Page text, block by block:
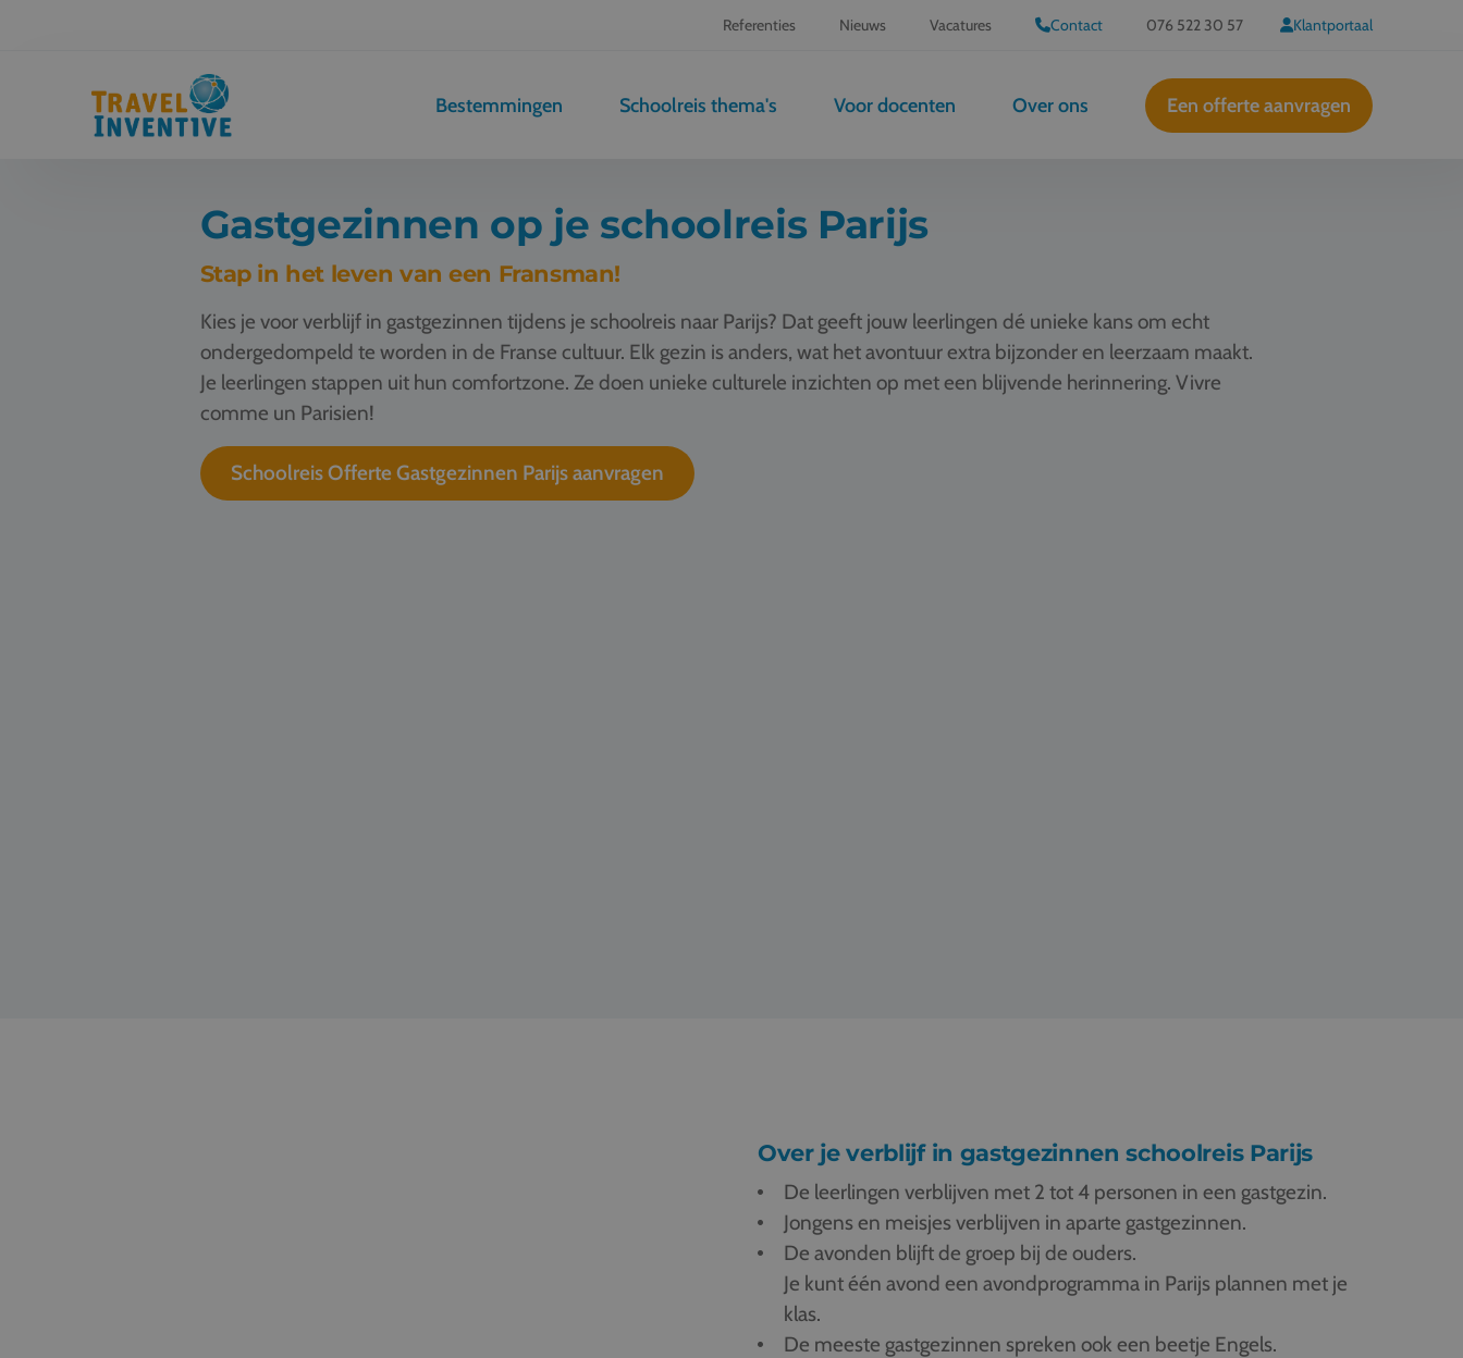
Referenties Nieuws Vacatures Contact 076 522 30 57 Klantportaal
Bestemmingen Schoolreis thema's Voor docenten Over ons Een offerte aanvragen
Gastgezinnen op je schoolreis Parijs
Stap in het leven van een Fransman!
Kies je voor verblijf in gastgezinnen tijdens je schoolreis naar Parijs? Dat geeft jouw leerlingen dé unieke kans om echt
ondergedompeld te worden in de Franse cultuur. Elk gezin is anders, wat het avontuur extra bijzonder en leerzaam maakt.
Je leerlingen stappen uit hun comfortzone. Ze doen unieke culturele inzichten op met een blijvende herinnering. Vivre
comme un Parisien!
Schoolreis Offerte Gastgezinnen Parijs aanvragen
Over je verblijf in gastgezinnen schoolreis Parijs
De leerlingen verblijven met 2 tot 4 personen in een gastgezin.
Jongens en meisjes verblijven in aparte gastgezinnen.
De avonden blijft de groep bij de ouders.
Je kunt één avond een avondprogramma in Parijs plannen met je
klas.
De meeste gastgezinnen spreken ook een beetje Engels.